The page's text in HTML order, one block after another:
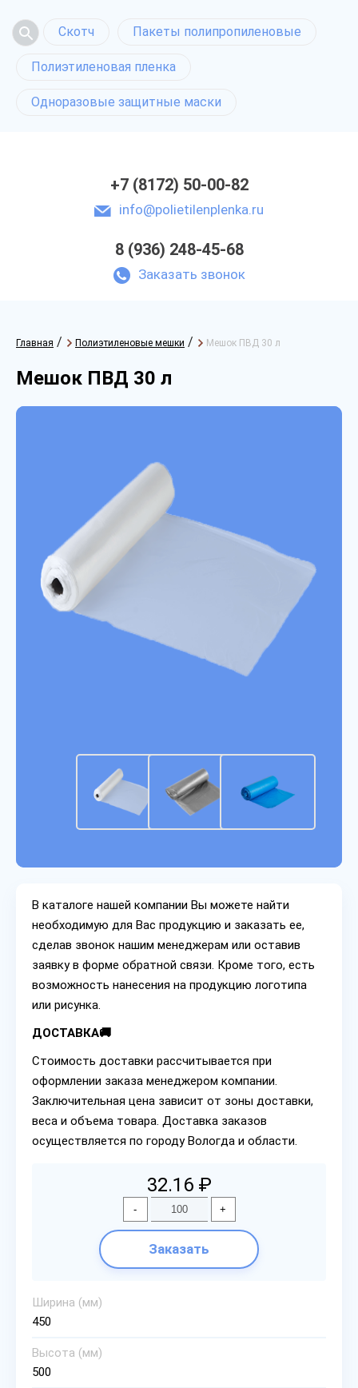
Скотч Пакеты полипропиленовые
Полиэтиленовая пленка
Одноразовые защитные маски
+7 (8172) 50-00-82
info@polietilenplenka.ru
8 (936) 248-45-68
Заказать звонок
Главная / Полиэтиленовые мешки / Мешок ПВД 30 л
Мешок ПВД 30 л
В каталоге нашей компании Вы можете найти
необходимую для Вас продукцию и заказать ее,
сделав звонок нашим менеджерам или оставив
заявку в форме обратной связи. Кроме того, есть
возможность нанесения на продукцию логотипа
или рисунка.
ДОСТАВКА🚚
Стоимость доставки рассчитывается при
оформлении заказа менеджером компании.
Заключительная цена зависит от зоны доставки,
веса и объема товара. Доставка заказов
осуществляется по городу Вологда и области.
32.16 ₽
- +
Заказать
Ширина (мм)
450
Высота (мм)
500